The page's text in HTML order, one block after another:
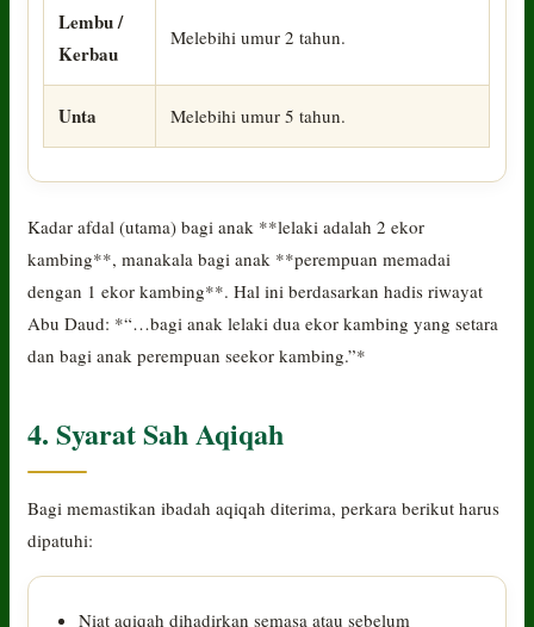
Lembu /
Kerbau
Melebihi umur 2 tahun.
Unta Melebihi umur 5 tahun.
Kadar afdal (utama) bagi anak **lelaki adalah 2 ekor
kambing**, manakala bagi anak **perempuan memadai
dengan 1 ekor kambing**. Hal ini berdasarkan hadis riwayat
Abu Daud: *“…bagi anak lelaki dua ekor kambing yang setara
dan bagi anak perempuan seekor kambing.”*
4. Syarat Sah Aqiqah
Bagi memastikan ibadah aqiqah diterima, perkara berikut harus
dipatuhi:
Niat aqiqah dihadirkan semasa atau sebelum